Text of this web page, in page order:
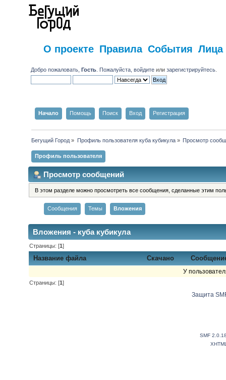
О проекте Правила События Лица
Добро пожаловать,Гость . Пожалуйста,войдите илизарегистрируйтесь
Начало Помощь Поиск Вход Регистрация
Бегущий Город » Профиль пользователя куба кубикула» Просмотр
Профиль пользователя
Просмотр сообщений
В этом разделе можно просмотреть все сообщения, сделанные этим
Сообщения Темы Вложения
Вложения - куба кубикула
Страницы: [1]
Название файла Скачано
У
Страницы: [1]
Защита
SMF